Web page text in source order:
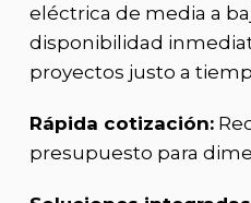
eléctrica de media a
disponibilidad
proyectos justo a
Rápida cotización:
presupuesto para